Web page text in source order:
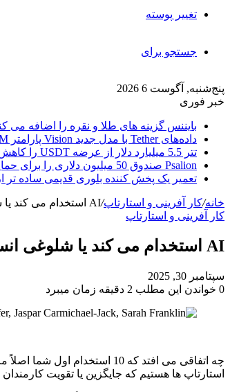
تغییر پوسته
جستجو برای
پنج‌شنبه, آگوست 6 2026
خبر فوری
بایننس گزینه های طلا و نقره را اضافه می
داده‌های Tether با مدل جدید Vision پارامتر 460M، هوش مصنوعی را از ابر خارج می‌کند
تتر 5.5 میلیارد دلار از عرضه USDT را کاهش می دهد زیرا گردش مالی استیبل کوین به سرعتی بی سابقه رسید.
Psalion صندوق 50 میلیون دلاری را برای حمایت از استارت‌آپ‌های بلاک چین راه‌اندازی می‌کند، زیرا Web3 Adoption به جلو می‌رود.
تعمیر یک پخش کننده بلوری قدیمی ساده
خانه/کار آفرینی و استارتاپ/AI استخدام می کند یا شلوغی انسانی؟ مرز بعدی Ops Startup در اختلال 2025
کار آفرینی و استارتاپ
AI استخدام می کند یا شلوغی انسانی؟ مرز بعدی Ops Startup در اختلال 2025
سپتامبر 30, 2025
0 خواندن این مطلب 2 دقیقه زمان میبرد
چه اتفاقی می افتد که 10 استخدام اول شما اصلاً مردم نیستند؟ در
استارتاپ ها هستیم که جایگزین یا تقویت